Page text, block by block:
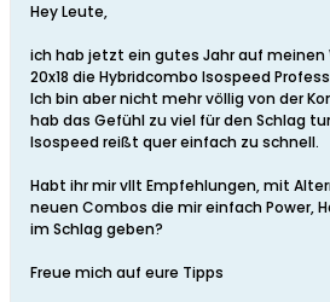
Hey Leute,
ich hab jetzt ein gutes Jahr auf meinen
20x18 die Hybridcombo Isospeed
Ich bin aber nicht mehr völlig von der
hab das Gefühl zu viel für den Schlag
Isospeed reißt quer einfach zu schnell.
Habt ihr mir vllt Empfehlungen, mit
neuen Combos die mir einfach Power,
im Schlag geben?
Freue mich auf eure Tipps